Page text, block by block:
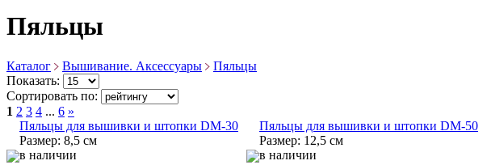
Пяльцы
Каталог Вышивание. Аксессуары
Пяльцы
Показать:
Сортировать по:
1 2 3 4 ... 6 »
Пяльцы для вышивки и штопки DM-30
Размер: 8,5 см
в наличии
Пяльцы для вышивки и штопки DM-50
Размер: 12,5 см
в наличии